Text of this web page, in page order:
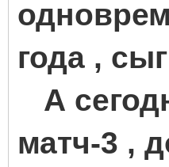
года ,
А
матч-3 ,